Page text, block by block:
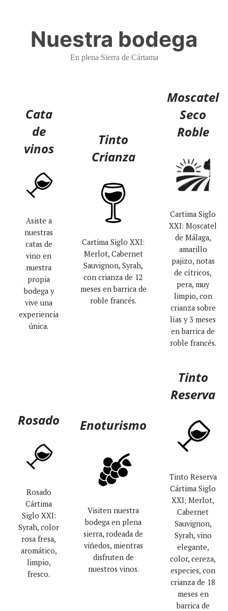
Nuestra bodega
En plena Sierra de Cártama
Cata
de
vinos
Asiste a
nuestras
catas de
vino en
nuestra
propia
bodega y
vive una
experiencia
única.
Tinto
Crianza
Cartima Siglo XXI:
Merlot, Cabernet
Sauvignon, Syrah,
con crianza de 12
meses en barrica de
roble francés.
Moscatel
Seco
Roble
Cartima Siglo
XXI: Moscatel
de Málaga,
amarillo
pajizo, notas
de cítricos,
pera, muy
limpio, con
crianza sobre
lías y 3 meses
en barrica de
roble francés.
Rosado
Rosado
Cártima
Siglo XXI:
Syrah, color
rosa fresa,
aromático,
limpio,
fresco.
Enoturismo
Visiten nuestra
bodega en plena
sierra, rodeada de
viñedos, mientras
disfruten de
nuestros vinos.
Tinto
Reserva
Tinto Reserva
Cártima Siglo
XXI; Merlot,
Cabernet
Sauvignon,
Syrah, vino
elegante,
color, cereza,
especies, con
crianza de 18
meses en
barrica de